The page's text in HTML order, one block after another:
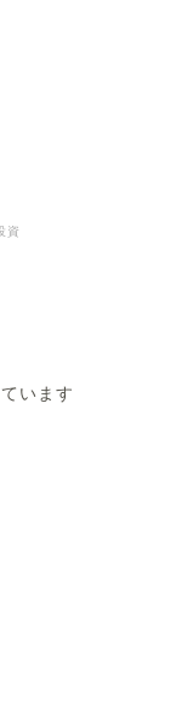
資
います